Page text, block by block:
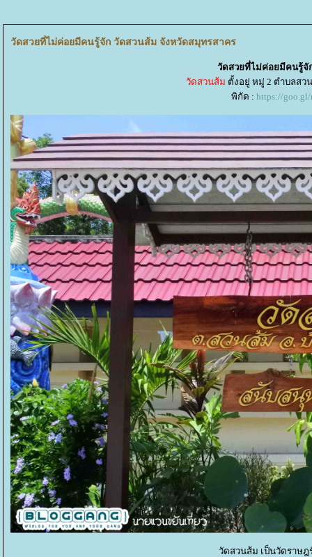
วัดสวยที่ไม่ค่อยมีคนรู้จัก วัดสวนส้ม จังหวัดสมุทรสาคร
วัดสวยที่ไม่ค่อยมีคนรู้จั
วัดสวนส้ม ตั้งอยู่ หมู่ 2 ตําบลสว
พิกัด : https://goo.gl/
วัดสวนส้ม เป็นวัดราษ